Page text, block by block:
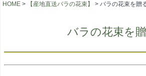
HOME 【産地直送バラの花束】 バラの花束を贈
バラの花束を